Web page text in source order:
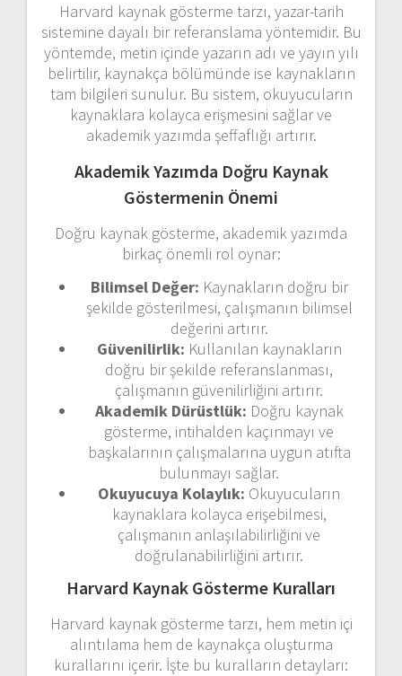
Harvard kaynak gösterme tarzı, yazar-tarih
sistemine dayalı bir referanslama yöntemidir. Bu
yöntemde, metin içinde yazarın adı ve yayın yılı
belirtilir, kaynakça bölümünde ise kaynakların
tam bilgileri sunulur. Bu sistem, okuyucuların
kaynaklara kolayca erişmesini sağlar ve
akademik yazımda şeffaflığı artırır.
Akademik Yazımda Doğru Kaynak
Göstermenin Önemi
Doğru kaynak gösterme, akademik yazımda
birkaç önemli rol oynar:
Bilimsel Değer: Kaynakların doğru bir
şekilde gösterilmesi, çalışmanın bilimsel
değerini artırır.
Güvenilirlik: Kullanılan kaynakların
doğru bir şekilde referanslanması,
çalışmanın güvenilirliğini artırır.
Akademik Dürüstlük: Doğru kaynak
gösterme, intihalden kaçınmayı ve
başkalarının çalışmalarına uygun atıfta
bulunmayı sağlar.
Okuyucuya Kolaylık: Okuyucuların
kaynaklara kolayca erişebilmesi,
çalışmanın anlaşılabilirliğini ve
doğrulanabilirliğini artırır.
Harvard Kaynak Gösterme Kuralları
Harvard kaynak gösterme tarzı, hem metin içi
alıntılama hem de kaynakça oluşturma
kurallarını içerir. İşte bu kuralların detayları: